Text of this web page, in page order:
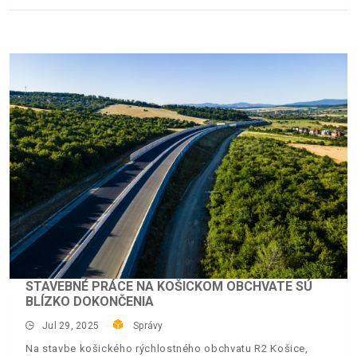
STAVEBNÉ PRÁCE NA KOŠICKOM OBCHVATE SÚ
BLÍZKO DOKONČENIA
Jul 29, 2025 Správy
Na stavbe košického rýchlostného obchvatu R2 Košice,